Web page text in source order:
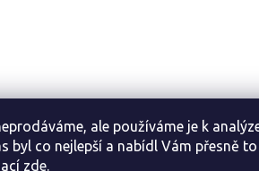
ale používáme je k
byl co nejlepší a nabídl Vám přesně
í zde.